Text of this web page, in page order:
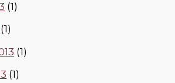
(1)
(1)
(1)
(1)